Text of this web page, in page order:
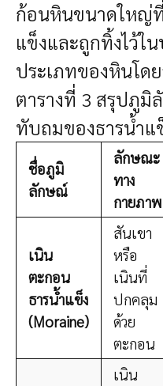
ก้อนหินขนาดใหญ่
แข็งและถูกทิ้งไว้ใ
ประเภทของหินโด
ตารางที่ 3 สรุปภูมิ
ทับถมของธารน้ำแ
ชื่อภูมิ
ลักษณ์
ลักษณะ
ทาง
กายภาพ
เนิน
ตะกอน
ธารน้ำแข็ง
(Moraine)
สันเขา
หรือ
เนินที่
ปกคลุม
ด้วย
ตะกอน
เนิน